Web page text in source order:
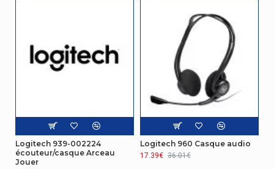
rapide
Autres caractéristiques
Performance
Prise en
Logitech 939-002224
écouteur/casque Arceau
Jouer
Logitech 960 Casque audio
17.39€ 36.01€